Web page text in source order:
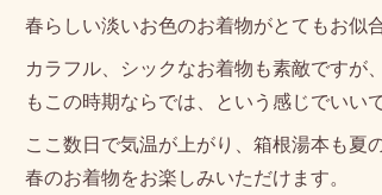
春らしい淡いお色のお着物がとてもお似
カラフル、シックなお着物も素敵ですが
もこの時期ならでは、という感じでいい
ここ数日で気温が上がり、箱根湯本も夏
春のお着物をお楽しみいただけます。